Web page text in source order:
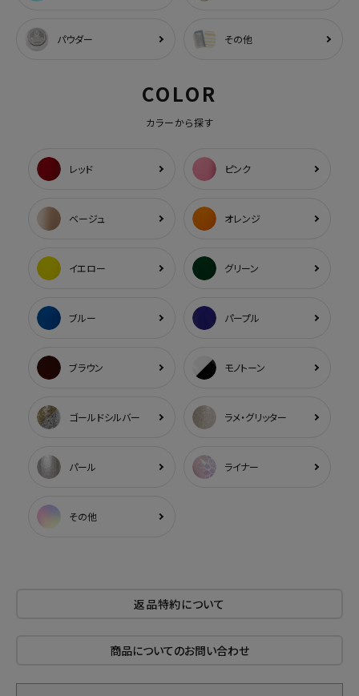
パウダー その他
COLOR
カラーから探す
レッド ピンク
ベージュ オレンジ
イエロー グリーン
ブルー パープル
ブラウン モノトーン
ゴールドシルバー ラメ・グリッター
パール ライナー
その他
返品特約について
商品についてのお問い合わせ